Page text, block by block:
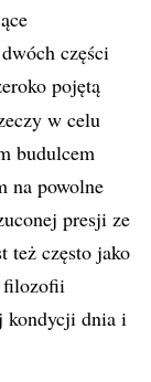
części
pojętą
w celu
budulcem
na powolne
presji ze
też często jako
filozofii
kondycji dnia i